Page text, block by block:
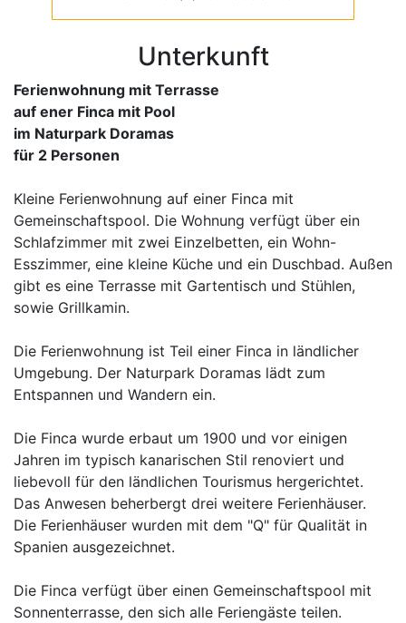
Unterkunft
Ferienwohnung mit Terrasse
auf ener Finca mit Pool
im Naturpark Doramas
für 2 Personen
Kleine Ferienwohnung auf einer Finca mit
Gemeinschaftspool. Die Wohnung verfügt über ein
Schlafzimmer mit zwei Einzelbetten, ein Wohn-
Esszimmer, eine kleine Küche und ein Duschbad. Außen
gibt es eine Terrasse mit Gartentisch und Stühlen,
sowie Grillkamin.
Die Ferienwohnung ist Teil einer Finca in ländlicher
Umgebung. Der Naturpark Doramas lädt zum
Entspannen und Wandern ein.
Die Finca wurde erbaut um 1900 und vor einigen
Jahren im typisch kanarischen Stil renoviert und
liebevoll für den ländlichen Tourismus hergerichtet.
Das Anwesen beherbergt drei weitere Ferienhäuser.
Die Ferienhäuser wurden mit dem "Q" für Qualität in
Spanien ausgezeichnet.
Die Finca verfügt über einen Gemeinschaftspool mit
Sonnenterrasse, den sich alle Feriengäste teilen.